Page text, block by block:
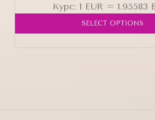
Курс: 1 EUR = 1.95583
SELECT OPTIONS